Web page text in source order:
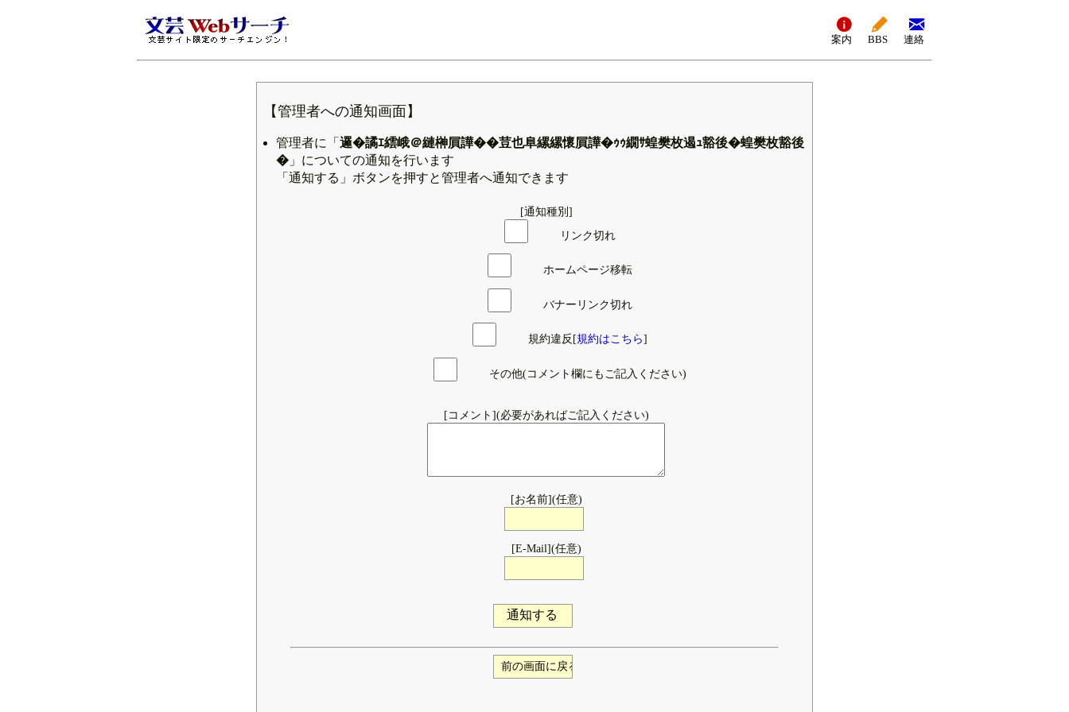
案内 BBS 連絡
【管理者への通知画面】
管理者に「 邏�譎ｴ繧峨＠縺榊屓譁��荳也阜縲縲懷屓譁�ｩｩ繝ｻ蝗樊枚遏ｭ豁後�蝗樊枚豁後
� 」についての通知を行います
「通知する」ボタンを押すと管理者へ通知できます
[通知種別]
リンク切れ
ホームページ移転
バナーリンク切れ
規約違反[規約はこちら]
その他(コメント欄にもご記入ください)
[コメント](必要があればご記入ください)
[お名前](任意)
[E-Mail](任意)